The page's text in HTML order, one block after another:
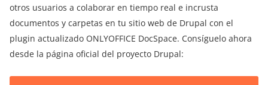
otros usuarios a colaborar en tiempo real e incrusta
documentos y carpetas en tu sitio web de Drupal con el
plugin actualizado ONLYOFFICE DocSpace. Consíguelo ahora
desde la página oficial del proyecto Drupal: